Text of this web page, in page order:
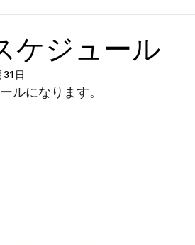
ケジュール
31日
ルになります。